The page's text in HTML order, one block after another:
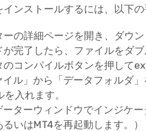
ンストールするには、以下の
の詳細ページを開き、ダウ
が完了したら、ファイルをダ
のコンパイルボタンを押して
イル」から「データフォルダ
入れます。
ーターウィンドウでインジケ
いはMT4を再起動します。）